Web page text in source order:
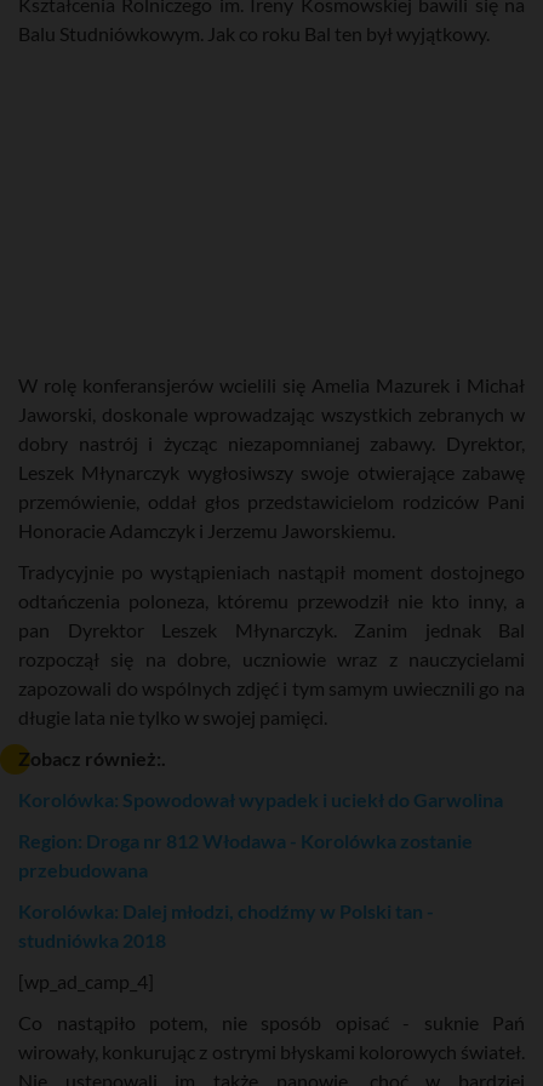
Kształcenia Rolniczego im. Ireny Kosmowskiej bawili się na
Balu Studniówkowym. Jak co roku Bal ten był wyjątkowy.
W rolę konferansjerów wcielili się Amelia Mazurek i Michał
Jaworski, doskonale wprowadzając wszystkich zebranych w
dobry nastrój i życząc niezapomnianej zabawy. Dyrektor,
Leszek Młynarczyk wygłosiwszy swoje otwierające zabawę
przemówienie, oddał głos przedstawicielom rodziców Pani
Honoracie Adamczyk i Jerzemu Jaworskiemu.
Tradycyjnie po wystąpieniach nastąpił moment dostojnego
odtańczenia poloneza, któremu przewodził nie kto inny, a
pan Dyrektor Leszek Młynarczyk. Zanim jednak Bal
rozpoczął się na dobre, uczniowie wraz z nauczycielami
zapozowali do wspólnych zdjęć i tym samym uwiecznili go na
długie lata nie tylko w swojej pamięci.
Zobacz również:.
Korolówka: Spowodował wypadek i uciekł do Garwolina
Region: Droga nr 812 Włodawa - Korolówka zostanie
przebudowana
Korolówka: Dalej młodzi, chodźmy w Polski tan -
studniówka 2018
[wp_ad_camp_4]
Co nastąpiło potem, nie sposób opisać - suknie Pań
wirowały, konkurując z ostrymi błyskami kolorowych świateł.
Nie ustępowali im także panowie, choć w bardziej